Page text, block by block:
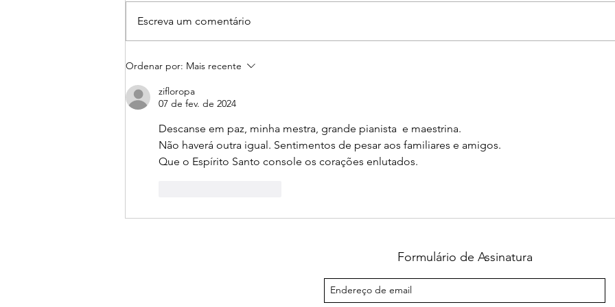
Já nos preparativos para
uma edição histórica, Rock in
Rio traz detalhes da
montagem da Cidade do
Escreva um comentário
Ordenar por: Mais recente
zifloropa
07 de fev. de 2024
Descanse em paz, minha mestra, grande pianista  e maestrina.
Não haverá outra igual. Sentimentos de pesar aos familiares e amigos.
Que o Espírito Santo console os corações enlutados.
Formulário de Assinatura